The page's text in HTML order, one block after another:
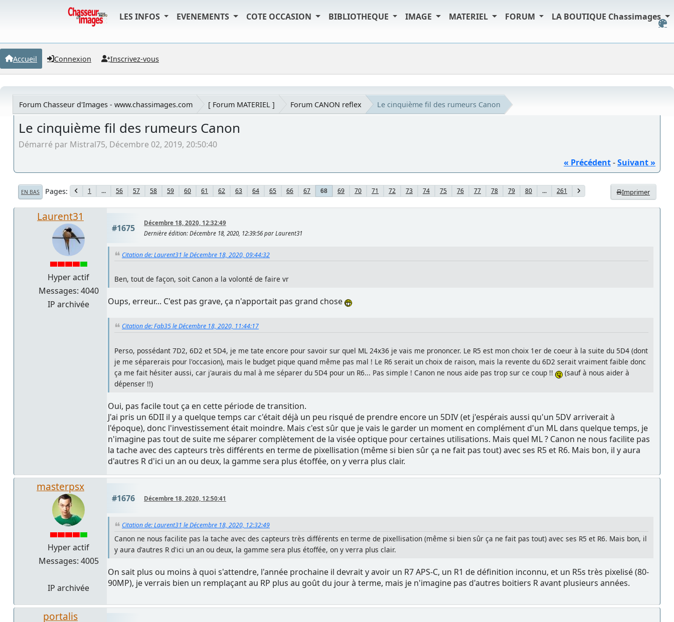
LES INFOS EVENEMENTS COTE OCCASION BIBLIOTHEQUE IMAGE MATERIEL FORUM LA BOUTIQUE Chassimages
Accueil Connexion Inscrivez-vous
Forum Chasseur d'Images - www.chassimages.com [ Forum MATERIEL ] Forum CANON reflex Le cinquième fil des rumeurs Canon
Le cinquième fil des rumeurs Canon
Démarré par Mistral75, Décembre 02, 2019, 20:50:40
« Précédent-Suivant »
Imprimer
EN BAS Pages 1 ... 56 57 58 59 60 61 62 63 64 65 66 67 68 69 70 71 72 73 74 75 76 77 78 79 80 ... 261
Laurent31
Hyper actif
Messages: 4040
IP archivée
#1675
Décembre 18, 2020, 12:32:49
Dernière édition: Décembre 18, 2020, 12:39:56 par Laurent31
Citation de: Laurent31 le Décembre 18, 2020, 09:44:32
Ben, tout de façon, soit Canon a la volonté de faire vr
Oups, erreur... C'est pas grave, ça n'apportait pas grand chose
Citation de: Fab35 le Décembre 18, 2020, 11:44:17
Perso, possédant 7D2, 6D2 et 5D4, je me tate encore pour savoir sur quel ML 24x36 je vais me prononcer. Le R5 est mon choix 1er de coeur à la suite du 5D4 (dont
je me séparerais pour l'occasion), mais le budget pique quand même pas mal ! Le R6 serait un choix de raison, mais la revente du 6D2 serait vraiment faible donc
ça me fait hésiter aussi, car j'aurais du mal à me séparer du 5D4 pour un R6... Pas simple ! Canon ne nous aide pas trop sur ce coup !!
(sauf à nous aider à
dépenser !!)
Oui, pas facile tout ça en cette période de transition.
J'ai pris un 6DII il y a quelque temps car c'était déjà un peu risqué de prendre encore un 5DIV (et j'espérais aussi qu'un 5DV arriverait à
l'époque), donc l'investissement était moindre. Mais c'est sûr que je vais le garder un moment en complément d'un ML dans quelque temps, je
n'imagine pas tout de suite me séparer complètement de la visée optique pour certaines utilisations. Mais quel ML ? Canon ne nous facilite pas
la tache avec des capteurs très différents en terme de pixellisation (même si bien sûr ça ne fait pas tout) avec ses R5 et R6. Mais bon, il y aura
d'autres R d'ici un an ou deux, la gamme sera plus étoffée, on y verra plus clair.
masterpsx
Hyper actif
Messages: 4005
IP archivée
#1676 Décembre 18, 2020, 12:50:41
Citation de: Laurent31 le Décembre 18, 2020, 12:32:49
Canon ne nous facilite pas la tache avec des capteurs très différents en terme de pixellisation (même si bien sûr ça ne fait pas tout) avec ses R5 et R6. Mais bon, il
y aura d'autres R d'ici un an ou deux, la gamme sera plus étoffée, on y verra plus clair.
On sait plus ou moins à quoi s'attendre, l'année prochaine il devrait y avoir un R7 APS-C, un R1 de définition inconnu, et un R5s très pixelisé (80-
90MP), je verrais bien un remplaçant au RP plus au goût du jour à terme, mais je n'imagine pas d'autres boitiers R avant plusieurs années.
portalis